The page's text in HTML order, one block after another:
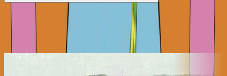
Ίδιος Αφηγητής